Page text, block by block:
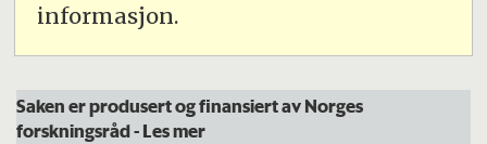
informasjon.
Saken er produsert og finansiert av Norges
forskningsråd- Les mer